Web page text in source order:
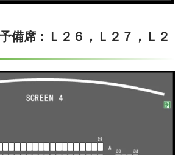
備席：Ｌ２６，Ｌ２７，Ｌ２